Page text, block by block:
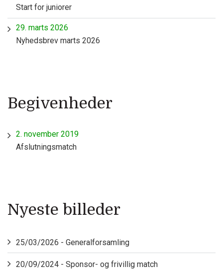
Start for juniorer
29. marts 2026
Nyhedsbrev marts 2026
Begivenheder
2. november 2019
Afslutningsmatch
Nyeste billeder
25/03/2026 - Generalforsamling
20/09/2024 - Sponsor- og frivillig match